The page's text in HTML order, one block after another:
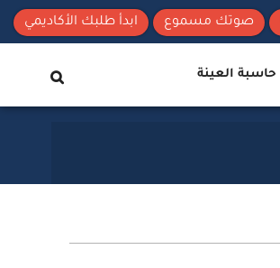
ابدأ طلبك الأكاديمي صوتك مسموع
حاسبة العينة